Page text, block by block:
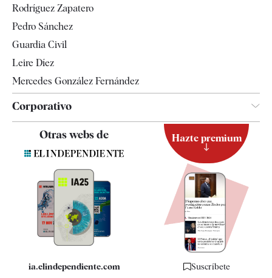
Televisión
Rodríguez Zapatero
Pedro Sánchez
Guardia Civil
Leire Díez
Mercedes González Fernández
Corporativo
Quiénes somos
Especificaciones
Otras webs de
ia.elindependiente.com
Hazte premium
Suscríbete